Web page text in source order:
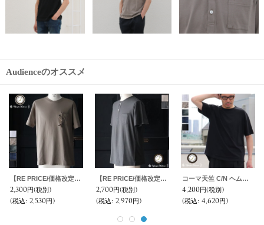
Audienceのオススメ
【RE PRICE/価格改定】コーマ天竺 グラスポケ付S/S TEE【MADE IN JAPAN】『日本製』 / Upscape Audience
2,300円(税別)
(税込: 2,530円)
【RE PRICE/価格改定】コーマ天竺 C/N ヘンリー ポケ付 Tee【MADE IN JAPAN】『日本製』/ Upscape Audience
2,700円(税別)
(税込: 2,970円)
コーマ天竺 C/N ヘムラウンド ビックTee【MADE IN JAPAN】『日本製』/ Upscape Audience
4,200円(税別)
(税込: 4,620円)